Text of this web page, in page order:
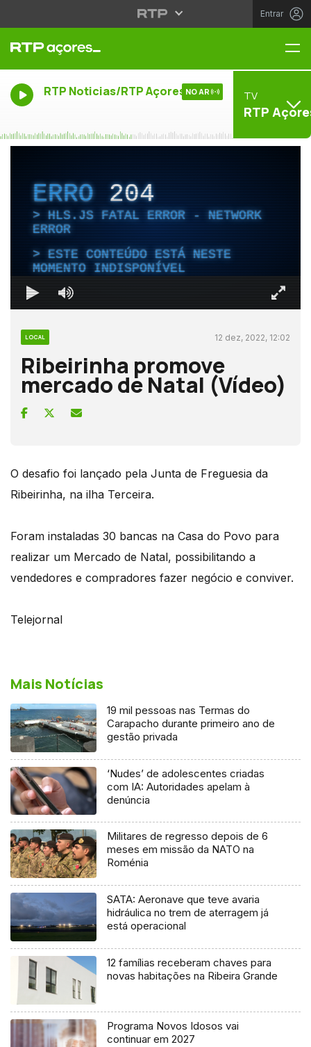
Entrar
RTP Noticias/RTP Açores NO AR TV
RTP
ERRO204
HLS.JS FATAL ERROR - NETWORK
ERROR
ESTE CONTEÚDO ESTÁ NESTE
MOMENTO INDISPONÍVEL
LOCAL 12 dez, 2022, 12:02
Ribeirinha promove
mercado de Natal (Vídeo)
O desafio foi lançado pela Junta de Freguesia da
Ribeirinha, na ilha Terceira.
Foram instaladas 30 bancas na Casa do Povo para
realizar um Mercado de Natal, possibilitando a
vendedores e compradores fazer negócio e conviver.
Telejornal
Mais Notícias
19 mil pessoas nas Termas do
Carapacho durante primeiro ano de
gestão privada
‘Nudes’ de adolescentes criadas
com IA: Autoridades apelam à
denúncia
Militares de regresso depois de 6
meses em missão da NATO na
Roménia
SATA: Aeronave que teve avaria
hidráulica no trem de aterragem já
está operacional
12 famílias receberam chaves para
novas habitações na Ribeira Grande
Programa Novos Idosos vai
continuar em 2027